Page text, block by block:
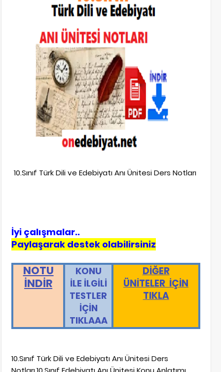
10.Sınıf Türk Dili ve Edebiyatı Anı Ünitesi Ders Notları
İyi çalışmalar..
Paylaşarak destek olabilirsiniz
NOTU
İNDİR
KONU
İLE İLGİLİ
TESTLER
İÇİN
TIKLAAA
DİĞER
ÜNİTELER İÇİN
TIKLA
10.Sınıf Türk Dili ve Edebiyatı Anı Ünitesi Ders